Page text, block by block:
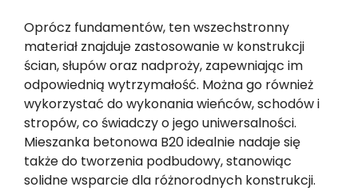
Oprócz fundamentów, ten wszechstronny
materiał znajduje zastosowanie w konstrukcji
ścian, słupów oraz nadproży, zapewniając im
odpowiednią wytrzymałość. Można go również
wykorzystać do wykonania wieńców, schodów i
stropów, co świadczy o jego uniwersalności.
Mieszanka betonowa B20 idealnie nadaje się
także do tworzenia podbudowy, stanowiąc
solidne wsparcie dla różnorodnych konstrukcji.